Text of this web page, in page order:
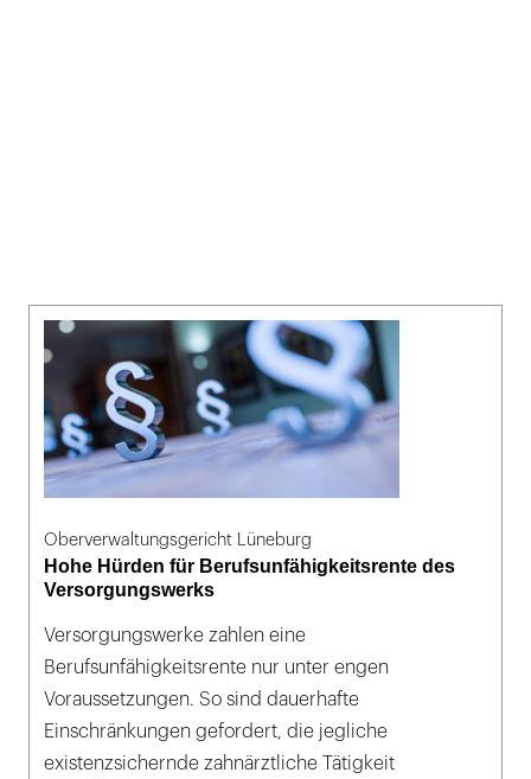
Oberverwaltungsgericht Lüneburg
Hohe Hürden für Berufsunfähigkeitsrente des
Versorgungswerks
Versorgungswerke zahlen eine
Berufsunfähigkeitsrente nur unter engen
Voraussetzungen. So sind dauerhafte
Einschränkungen gefordert, die jegliche
existenzsichernde zahnärztliche Tätigkeit